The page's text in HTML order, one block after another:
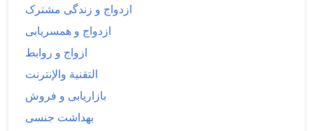
ازدواج و زندگی مشترک
ازدواج و همسریابی
ازواج و روابط
التقنية والإنترنت
بازاریابی و فروش
بهداشت جنسی